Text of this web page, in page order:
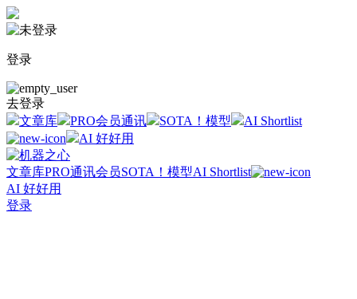
登录
去登录
文章库
PRO会员通讯 SOTA！模型
AI Shortlist
AI 好好用
文章库PRO通讯会员SOTA！模型AI Shortlist
AI 好好用
登录